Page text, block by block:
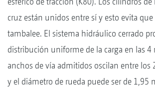
cruz están unidos entre sí y esto evita
tambalee. El sistema hidráulico cerrado
distribución uniforme de la carga en las 4
anchos de vía admitidos oscilan entre los
y el diámetro de rueda puede ser de 1,95